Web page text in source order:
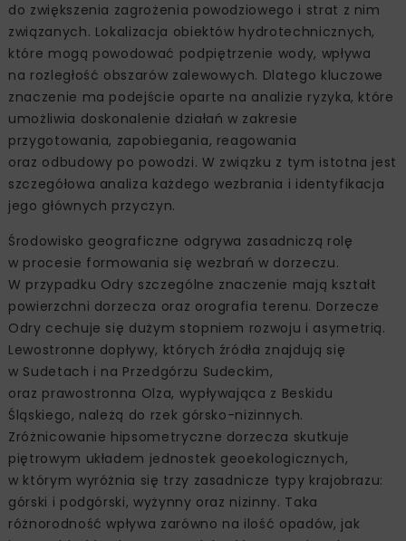
do zwiększenia zagrożenia powodziowego i strat z nim
związanych. Lokalizacja obiektów hydrotechnicznych,
które mogą powodować podpiętrzenie wody, wpływa
na rozległość obszarów zalewowych. Dlatego kluczowe
znaczenie ma podejście oparte na analizie ryzyka, które
umożliwia doskonalenie działań w zakresie
przygotowania, zapobiegania, reagowania
oraz odbudowy po powodzi. W związku z tym istotna jest
szczegółowa analiza każdego wezbrania i identyfikacja
jego głównych przyczyn.
Środowisko geograficzne odgrywa zasadniczą rolę
w procesie formowania się wezbrań w dorzeczu.
W przypadku Odry szczególne znaczenie mają kształt
powierzchni dorzecza oraz orografia terenu. Dorzecze
Odry cechuje się dużym stopniem rozwoju i asymetrią.
Lewostronne dopływy, których źródła znajdują się
w Sudetach i na Przedgórzu Sudeckim,
oraz prawostronna Olza, wypływająca z Beskidu
Śląskiego, należą do rzek górsko-nizinnych.
Zróżnicowanie hipsometryczne dorzecza skutkuje
piętrowym układem jednostek geoekologicznych,
w którym wyróżnia się trzy zasadnicze typy krajobrazu:
górski i podgórski, wyżynny oraz nizinny. Taka
różnorodność wpływa zarówno na ilość opadów, jak